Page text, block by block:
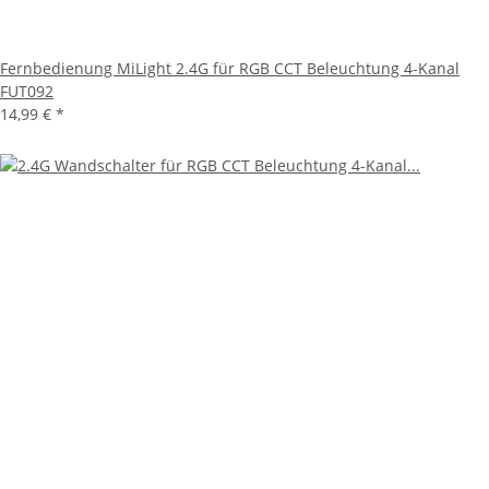
Fernbedienung MiLight 2.4G für RGB CCT Beleuchtung 4-Kanal
FUT092
14,99 € *